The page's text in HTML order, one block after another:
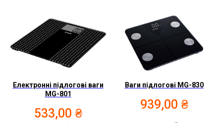
Електронні підлогові ваги
MG-801
533,00 ₴
Ваги підлогові MG-830
939,00 ₴